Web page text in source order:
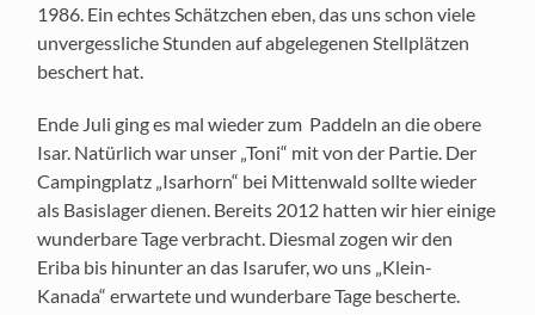
1986. Ein echtes Schätzchen eben, das uns schon viele
unvergessliche Stunden auf abgelegenen Stellplätzen
beschert hat.
Ende Juli ging es mal wieder zum Paddeln an die obere
Isar. Natürlich war unser „Toni“ mit von der Partie. Der
Campingplatz „Isarhorn“ bei Mittenwald sollte wieder
als Basislager dienen. Bereits 2012 hatten wir hier einige
wunderbare Tage verbracht. Diesmal zogen wir den
Eriba bis hinunter an das Isarufer, wo uns „Klein-
Kanada“ erwartete und wunderbare Tage bescherte.